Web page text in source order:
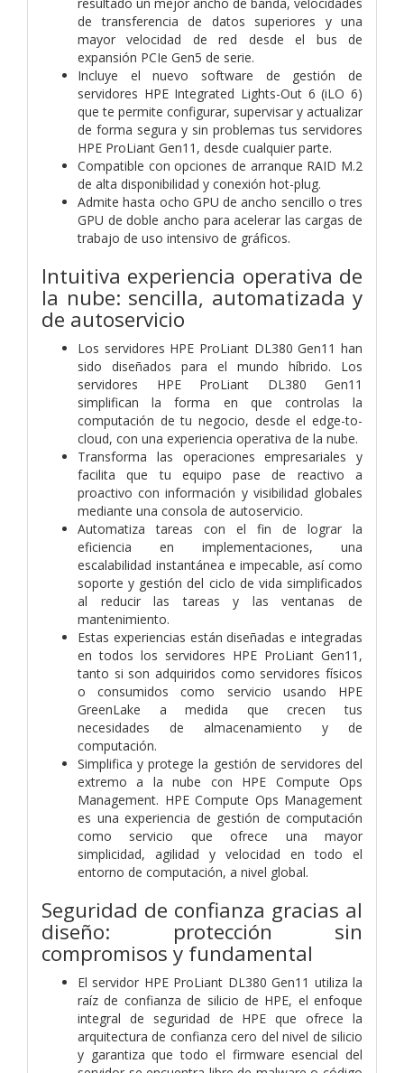
de transferencia de datos superiores y una
mayor velocidad de red desde el bus de
expansión PCIe Gen5 de serie.
Incluye el nuevo software de gestión de
servidores HPE Integrated Lights-Out 6 (iLO 6)
que te permite configurar, supervisar y actualizar
de forma segura y sin problemas tus servidores
HPE ProLiant Gen11, desde cualquier parte.
Compatible con opciones de arranque RAID M.2
de alta disponibilidad y conexión hot-plug.
Admite hasta ocho GPU de ancho sencillo o tres
GPU de doble ancho para acelerar las cargas de
trabajo de uso intensivo de gráficos.
Intuitiva experiencia operativa de
la nube: sencilla, automatizada y
de autoservicio
Los servidores HPE ProLiant DL380 Gen11 han
sido diseñados para el mundo híbrido. Los
servidores HPE ProLiant DL380 Gen11
simplifican la forma en que controlas la
computación de tu negocio, desde el edge-to-
cloud, con una experiencia operativa de la nube.
Transforma las operaciones empresariales y
facilita que tu equipo pase de reactivo a
proactivo con información y visibilidad globales
mediante una consola de autoservicio.
Automatiza tareas con el fin de lograr la
eficiencia en implementaciones, una
escalabilidad instantánea e impecable, así como
soporte y gestión del ciclo de vida simplificados
al reducir las tareas y las ventanas de
mantenimiento.
Estas experiencias están diseñadas e integradas
en todos los servidores HPE ProLiant Gen11,
tanto si son adquiridos como servidores físicos
o consumidos como servicio usando HPE
GreenLake a medida que crecen tus
necesidades de almacenamiento y de
computación.
Simplifica y protege la gestión de servidores del
extremo a la nube con HPE Compute Ops
Management. HPE Compute Ops Management
es una experiencia de gestión de computación
como servicio que ofrece una mayor
simplicidad, agilidad y velocidad en todo el
entorno de computación, a nivel global.
Seguridad de confianza gracias al
diseño: protección sin
compromisos y fundamental
El servidor HPE ProLiant DL380 Gen11 utiliza la
raíz de confianza de silicio de HPE, el enfoque
integral de seguridad de HPE que ofrece la
arquitectura de confianza cero del nivel de silicio
y garantiza que todo el firmware esencial del